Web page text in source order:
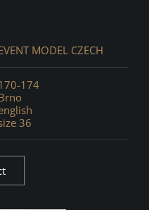
MODEL CZECH
174
36